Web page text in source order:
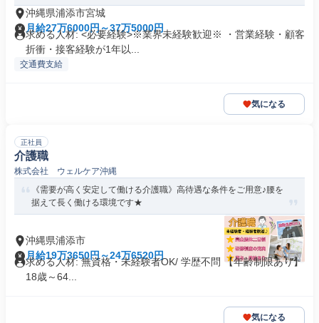
沖縄県浦添市宮城
月給27万6000円～37万5000円
求める人材: <必要経験>※業界未経験歓迎※ ・営業経験・顧客
折衝・接客経験が1年以...
交通費支給
気になる
正社員
介護職
株式会社 ウェルケア沖縄
《需要が高く安定して働ける介護職》高待遇な条件をご用意♪腰を
据えて長く働ける環境です★
沖縄県浦添市
月給19万3650円～24万6520円
求める人材: 無資格・未経験者OK/ 学歴不問 【年齢制限あり】
18歳～64...
気になる